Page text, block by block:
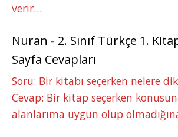
verir…
Nuran - 2. Sınıf Türkçe 1.
Sayfa Cevapları
Soru: Bir kitabı seçerken nelere
Cevap: Bir kitap seçerken
alanlarıma uygun olup